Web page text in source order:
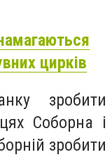
цирків
зробити
Соборна і
зробити